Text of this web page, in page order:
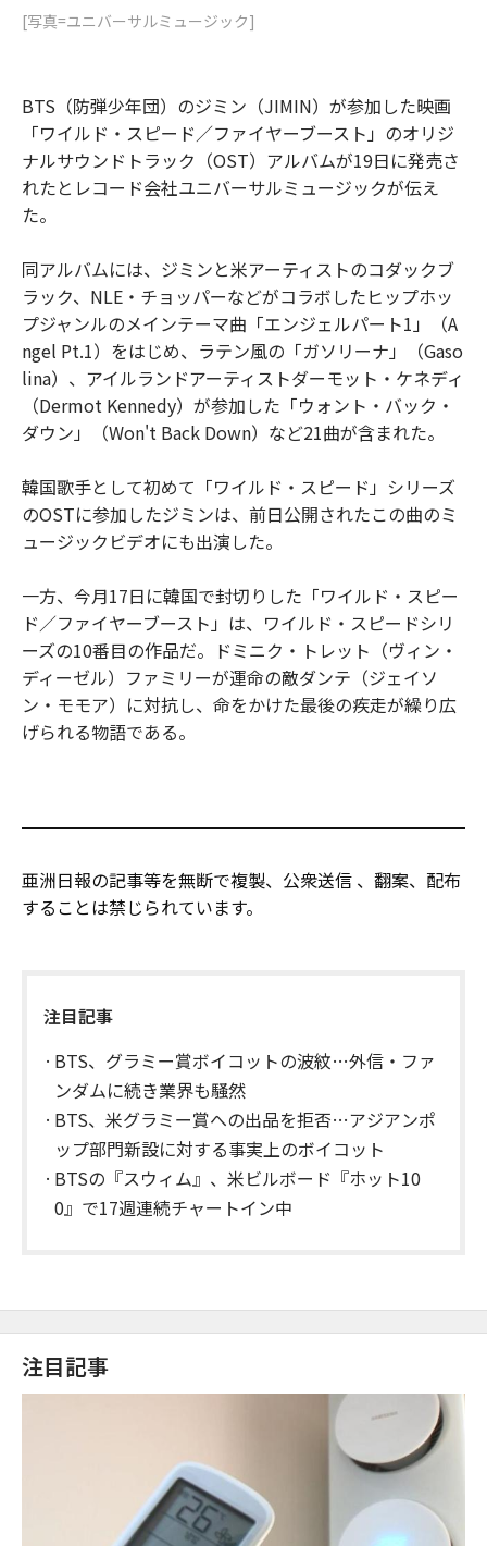
[写真=ユニバーサルミュージック]
BTS（防弾少年団）のジミン（JIMIN）が参加した映画
「ワイルド・スピード／ファイヤーブースト」のオリジ
ナルサウンドトラック（OST）アルバムが19日に発売さ
れたとレコード会社ユニバーサルミュージックが伝え
た。
同アルバムには、ジミンと米アーティストのコダックブ
ラック、NLE・チョッパーなどがコラボしたヒップホッ
プジャンルのメインテーマ曲「エンジェルパート1」（A
ngel Pt.1）をはじめ、ラテン風の「ガソリーナ」（Gaso
lina）、アイルランドアーティストダーモット・ケネディ
（Dermot Kennedy）が参加した「ウォント・バック・
ダウン」（Won't Back Down）など21曲が含まれた。
韓国歌手として初めて「ワイルド・スピード」シリーズ
のOSTに参加したジミンは、前日公開されたこの曲のミ
ュージックビデオにも出演した。
一方、今月17日に韓国で封切りした「ワイルド・スピー
ド／ファイヤーブースト」は、ワイルド・スピードシリ
ーズの10番目の作品だ。ドミニク・トレット（ヴィン・
ディーゼル）ファミリーが運命の敵ダンテ（ジェイソ
ン・モモア）に対抗し、命をかけた最後の疾走が繰り広
げられる物語である。
亜洲日報の記事等を無断で複製、公衆送信 、翻案、配布
することは禁じられています。
注目記事
BTS、グラミー賞ボイコットの波紋…外信・ファ
ンダムに続き業界も騒然
BTS、米グラミー賞への出品を拒否…アジアンポ
ップ部門新設に対する事実上のボイコット
BTSの『スウィム』、米ビルボード『ホット10
0』で17週連続チャートイン中
注目記事